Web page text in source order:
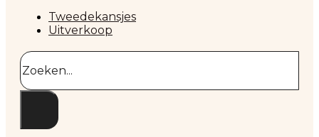
Tweedekansjes
Uitverkoop
Zoeken